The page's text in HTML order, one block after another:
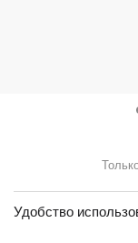
Удобство